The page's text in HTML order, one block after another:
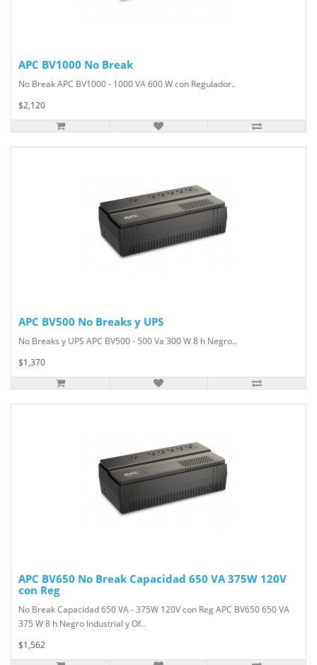
APC BV1000 No Break
No Break APC BV1000 - 1000 VA 600 W con Regulador..
$2,120
APC BV500 No Breaks y UPS
No Breaks y UPS APC BV500 - 500 Va 300 W 8 h Negro..
$1,370
APC BV650 No Break Capacidad 650 VA 375W 120V
con Reg
No Break Capacidad 650 VA - 375W 120V con Reg APC BV650 650 VA
375 W 8 h Negro Industrial y Of..
$1,562